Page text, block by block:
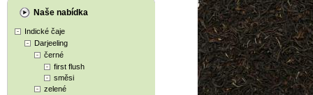
Naše nabídka
Indické čaje
Darjeeling
černé
first flush
směsi
zelené